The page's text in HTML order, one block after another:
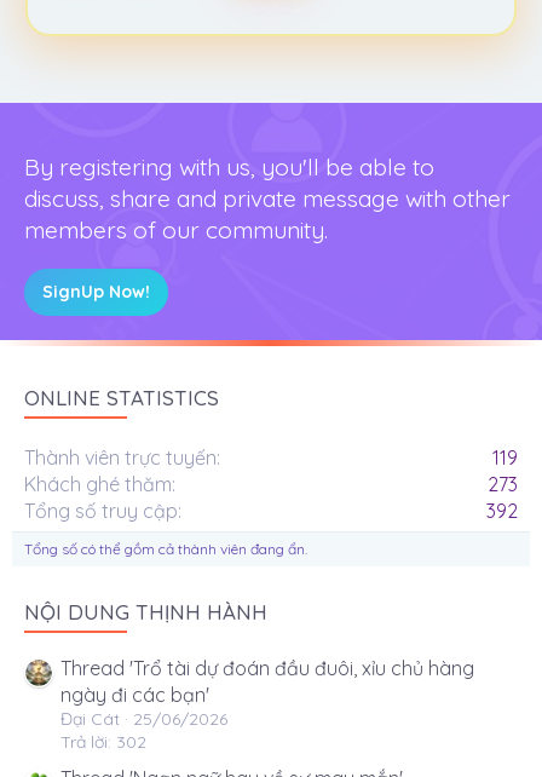
By registering with us, you'll be able to
discuss, share and private message with other
members of our community.
SignUp Now!
ONLINE STATISTICS
Thành viên trực tuyến
119
Khách ghé thăm
273
Tổng số truy cập
392
Tổng số có thể gồm cả thành viên đang ẩn.
NỘI DUNG THỊNH HÀNH
Thread 'Trổ tài dự đoán đầu đuôi, xỉu chủ hàng
ngày đi các bạn'
Đại Cát
25/06/2026
Trả lời: 302